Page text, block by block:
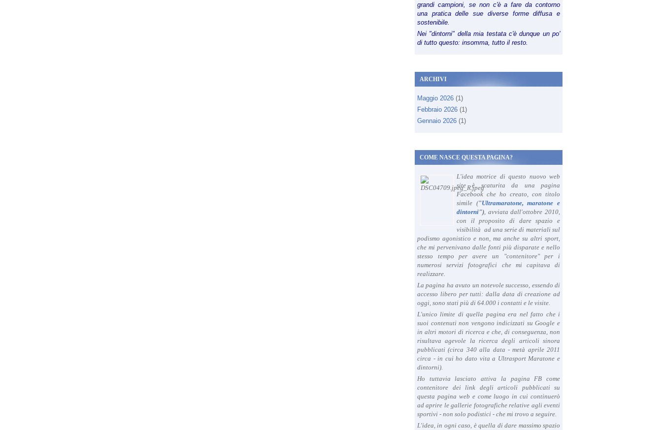
grandi campioni, se non c'è a fare da contorno
una pratica delle sue diverse forme diffusa e
sostenibile.
Nei "dintorni" della mia testata c'è dunque un po'
di tutto questo: insomma, tutto il resto.
ARCHIVI
Maggio 2026 (1)
Febbraio 2026 (1)
Gennaio 2026 (1)
COME NASCE QUESTA PAGINA?
L'idea motrice di questo nuovo web
site è scaturita da una pagina
Facebook che ho creato, con titolo
simile ("Ultramaratone, maratone e
dintorni"), avviata dall'ottobre 2010,
con il proposito di dare spazio e
visibilità ad una serie di materiali sul
podismo agonistico e non, ma anche su altri sport,
che mi pervenivano dalle fonti più disparate e nello
stesso tempo per avere un "contenitore" per i
numerosi servizi fotografici che mi capitava di
realizzare.
La pagina ha avuto un notevole successo, essendo di
accesso libero per tutti: dalla data di creazione ad
oggi, sono stati più di 64.000 i contatti e le visite.
L'unico limite di quella pagina era nel fatto che i
suoi contenuti non vengono indicizzati su Google e
in altri motori di ricerca e che, di conseguenza, non
risultava agevole la ricerca degli articoli sinora
pubblicati (circa 340 alla data - metà aprile 2011
circa - in cui ho dato vita a Ultrasport Maratone e
dintorni).
Ho tuttavia lasciato attiva la pagina FB come
contenitore dei link degli articoli pubblicati su
questa pagina web e come luogo in cui continuerò
ad aprire le gallerie fotografiche relative agli eventi
sportivi - non solo podistici - che mi trovo a seguire.
L'idea, in ogni caso, è quella di dare massimo spazio